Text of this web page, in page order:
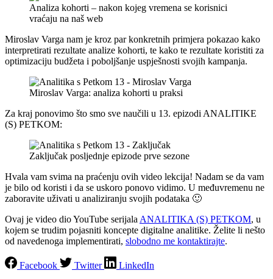
Analiza kohorti – nakon kojeg vremena se korisnici
vraćaju na naš web
Miroslav Varga nam je kroz par konkretnih primjera pokazao kako
interpretirati rezultate analize kohorti, te kako te rezultate koristiti za
optimizaciju budžeta i poboljšanje uspješnosti svojih kampanja.
Miroslav Varga: analiza kohorti u praksi
Za kraj ponovimo što smo sve naučili u 13. epizodi ANALITIKE
(S) PETKOM:
Zaključak posljednje epizode prve sezone
Hvala vam svima na praćenju ovih video lekcija! Nadam se da vam
je bilo od koristi i da se uskoro ponovo vidimo. U međuvremenu ne
zaboravite uživati u analiziranju svojih podataka 🙂
Ovaj je video dio YouTube serijala ANALITIKA (S) PETKOM, u
kojem se trudim pojasniti koncepte digitalne analitike. Želite li nešto
od navedenoga implementirati, slobodno me kontaktirajte.
Facebook Twitter LinkedIn